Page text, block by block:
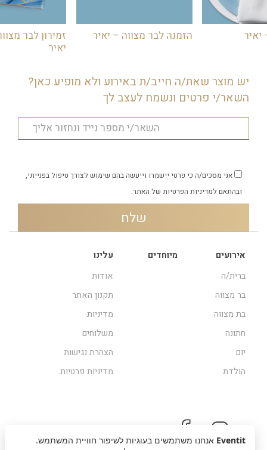
הזמנה לבר מצווה – יאיר
זמירון לבר
יאיר
יש מוצר שאת/ה חייב/ת באירוע ולא מופיע כאן?
השאר/י פרטים ונשמח לעצב לך
אני מסכים/ה כי פרטי יישמרו וייעשה בהם שימוש לצורך טיפול בפנייתי,
ובהתאם למדיניות הפרטיות של האתר.
אירועים
ברית/ה
בר מצווה
בת מצווה
חתונה
יום
הולדת
מיוחדים
עלינו
אודות
תקנון האתר
מדיניות
משלוחים
הצהרת נגישות
מדיניות פרטיות
Eventit אנחנו משתמשים בעוגיות לשיפור חוויית המשתמש.